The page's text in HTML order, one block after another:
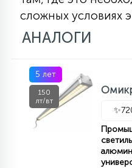
сложных условиях
АНАЛОГИ
5 лет
150
лт/вт
✨